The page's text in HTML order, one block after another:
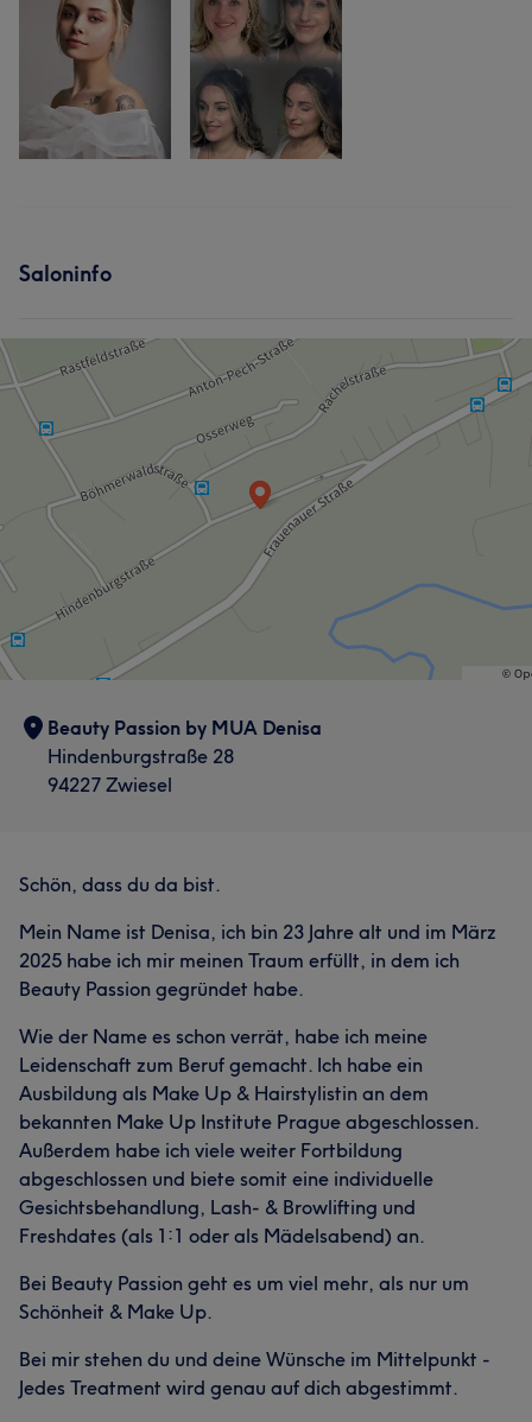
Saloninfo
Beauty Passion by MUA Denisa
Hindenburgstraße 28
94227 Zwiesel
Schön, dass du da bist.
Mein Name ist Denisa, ich bin 23 Jahre alt und im März
2025 habe ich mir meinen Traum erfüllt, in dem ich
Beauty Passion gegründet habe.
Wie der Name es schon verrät, habe ich meine
Leidenschaft zum Beruf gemacht. Ich habe ein
Ausbildung als Make Up & Hairstylistin an dem
bekannten Make Up Institute Prague abgeschlossen.
Außerdem habe ich viele weiter Fortbildung
abgeschlossen und biete somit eine individuelle
Gesichtsbehandlung, Lash- & Browlifting und
Freshdates (als 1:1 oder als Mädelsabend) an.
Bei Beauty Passion geht es um viel mehr, als nur um
Schönheit & Make Up.
Bei mir stehen du und deine Wünsche im Mittelpunkt -
Jedes Treatment wird genau auf dich abgestimmt.